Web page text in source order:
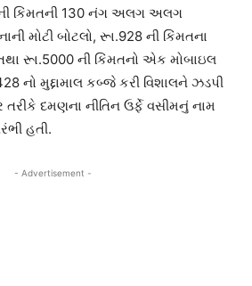
કિંમતની 130 નંગ અલગ અલગ
મોટી બોટલો, રૂા.928 ની કિંમતના
રૂા.5000 ની કિંમતનો એક મોબાઇલ
નો મુદ્દામાલ કબ્જે કરી વિશાલને ઝડપી
દમણના નીતિન ઉર્ફે વસીમનું નામ
હતી.
- Advertisement -